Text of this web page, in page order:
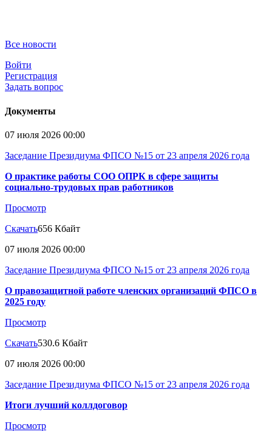
Все новости
Войти
Регистрация
Задать вопрос
Документы
07 июля 2026 00:00
Заседание Президиума ФПСО №15 от 23 апреля 2026 года
О практике работы СОО ОПРК в сфере защиты
социально-трудовых прав работников
Просмотр
Скачать656 Кбайт
07 июля 2026 00:00
Заседание Президиума ФПСО №15 от 23 апреля 2026 года
О правозащитной работе членских организаций ФПСО в
2025 году
Просмотр
Скачать530.6 Кбайт
07 июля 2026 00:00
Заседание Президиума ФПСО №15 от 23 апреля 2026 года
Итоги лучший коллдоговор
Просмотр